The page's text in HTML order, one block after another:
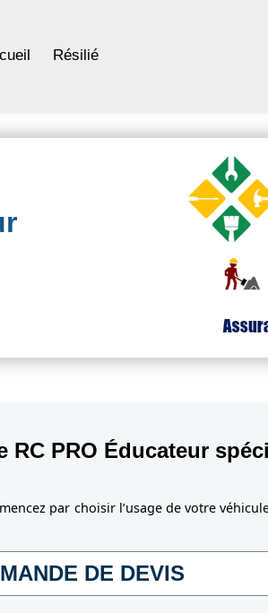
Résilié
RC PRO Éducateur
par choisir l’usage de votre
DE DEVIS